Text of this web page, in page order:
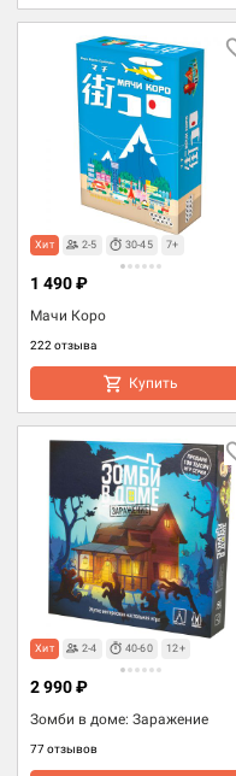
Хит 2-5 30-45 7+
Мачи Коро
222 отзыва
1 490 ₽
Купить
Хит 2-4 40-60 12+
Зомби в доме: Заражение
77 отзывов
2 990 ₽